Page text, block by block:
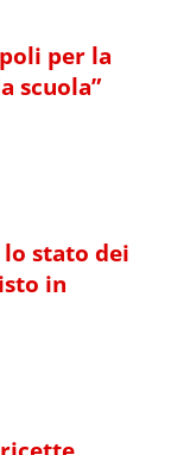
per la
scuola”
lo stato dei
in